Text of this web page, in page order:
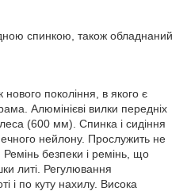
спинкою, також обладнаний
нового покоління, в якого є
Алюмінієві вилки передніх
(600 мм). Спинка і сидіння
нейлону. Прослужить не
Ремінь безпеки і ремінь, що
литі. Регулювання
і по куту нахилу. Висока